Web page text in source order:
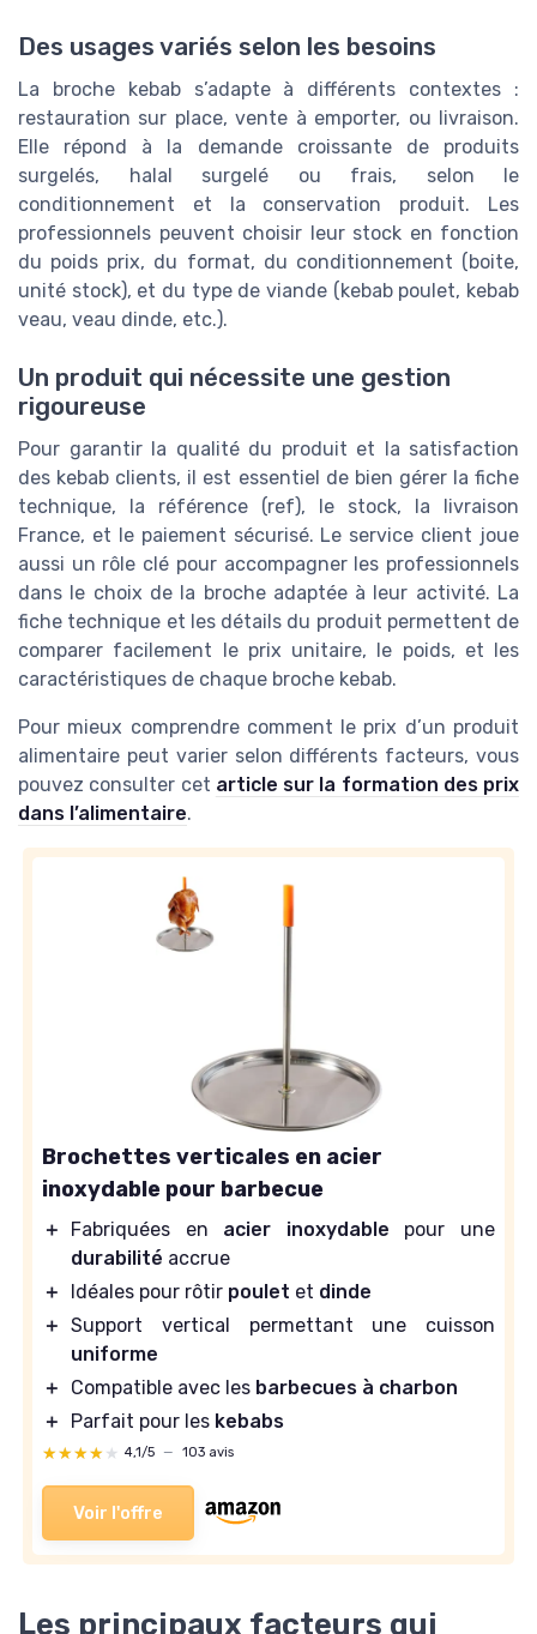
Des usages variés selon les besoins
La broche kebab s’adapte à différents contextes :
restauration sur place, vente à emporter, ou livraison.
Elle répond à la demande croissante de produits
surgelés, halal surgelé ou frais, selon le
conditionnement et la conservation produit. Les
professionnels peuvent choisir leur stock en fonction
du poids prix, du format, du conditionnement (boite,
unité stock), et du type de viande (kebab poulet, kebab
veau, veau dinde, etc.).
Un produit qui nécessite une gestion
rigoureuse
Pour garantir la qualité du produit et la satisfaction
des kebab clients, il est essentiel de bien gérer la fiche
technique, la référence (ref), le stock, la livraison
France, et le paiement sécurisé. Le service client joue
aussi un rôle clé pour accompagner les professionnels
dans le choix de la broche adaptée à leur activité. La
fiche technique et les détails du produit permettent de
comparer facilement le prix unitaire, le poids, et les
caractéristiques de chaque broche kebab.
Pour mieux comprendre comment le prix d’un produit
alimentaire peut varier selon différents facteurs, vous
pouvez consulter cet article sur la formation des prix
dans l’alimentaire.
Brochettes verticales en acier
inoxydable pour barbecue
＋ Fabriquées en acier inoxydable pour une
durabilité accrue
＋
Idéales pour rôtir poulet et dinde
＋ Support vertical permettant une cuisson
uniforme
＋
Compatible avec les barbecues à charbon
＋
Parfait pour les kebabs
★★★★★
★★★★★ 4,1/5 — 103 avis
Voir l'offre
Les principaux facteurs qui